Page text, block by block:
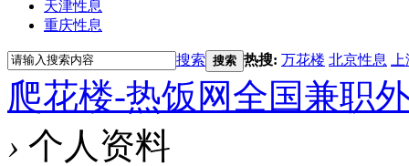
天津性息
重庆性息
搜索 搜索 热搜: 万花楼 北京性息
爬花楼-热饭网全国兼职
› 个人资料